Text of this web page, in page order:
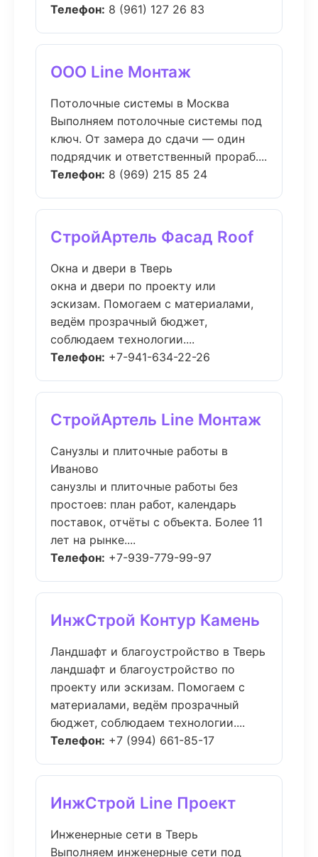
Телефон: 8 (961) 127 26 83
ООО Line Монтаж
Потолочные системы в Москва
Выполняем потолочные системы под
ключ. От замера до сдачи — один
подрядчик и ответственный прораб....
Телефон: 8 (969) 215 85 24
СтройАртель Фасад Roof
Окна и двери в Тверь
окна и двери по проекту или
эскизам. Помогаем с материалами,
ведём прозрачный бюджет,
соблюдаем технологии....
Телефон: +7-941-634-22-26
СтройАртель Line Монтаж
Санузлы и плиточные работы в
Иваново
санузлы и плиточные работы без
простоев: план работ, календарь
поставок, отчёты с объекта. Более 11
лет на рынке....
Телефон: +7-939-779-99-97
ИнжСтрой Контур Камень
Ландшафт и благоустройство в Тверь
ландшафт и благоустройство по
проекту или эскизам. Помогаем с
материалами, ведём прозрачный
бюджет, соблюдаем технологии....
Телефон: +7 (994) 661-85-17
ИнжСтрой Line Проект
Инженерные сети в Тверь
Выполняем инженерные сети под